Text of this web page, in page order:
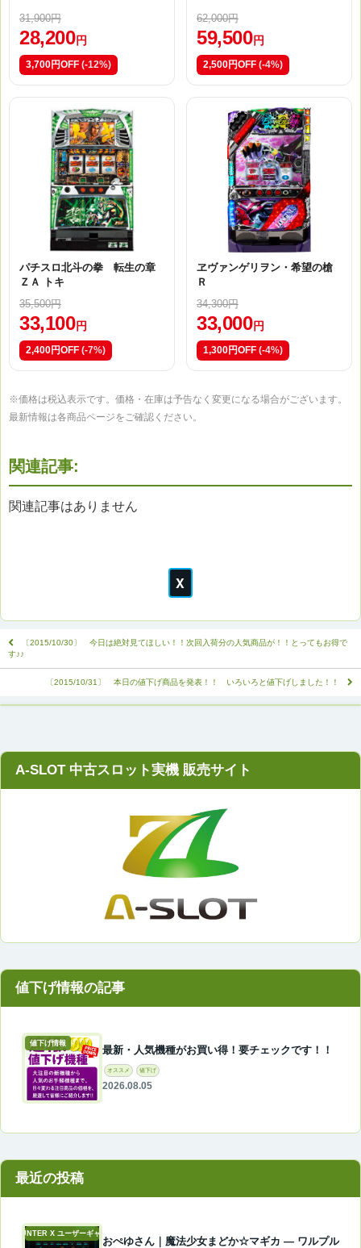
31,900円
28,200円
3,700円OFF (-12%)
62,000円
59,500円
2,500円OFF (-4%)
パチスロ北斗の拳 転生の章
ＺＡ トキ
35,500円
33,100 円
2,400円OFF (-7%)
ヱヴァンゲリヲン・希望の槍
Ｒ
34,300円
33,000 円
1,300円OFF (-4%)
※価格は税込表示です。価格・在庫は予告なく変更になる場合がございます。
最新情報は各商品ページをご確認ください。
関連記事:
関連記事はありません
〔2015/10/30〕 今日は絶対見てほしい！！次回入荷分の人気商品が！！とってもお得で
す♪♪
〔2015/10/31〕 本日の値下げ商品を発表！！ いろいろと値下げしました！！
A-SLOT 中古スロット実機 販売サイト
値下げ情報
最新・人気機種がお買い得！要チェックです！！
オススメ 値下げ
2026.08.05
最近の投稿
A-COUNTER X ユーザーギャラリー
おぺゆさん｜魔法少女まどか☆マギカ ― ワルプル